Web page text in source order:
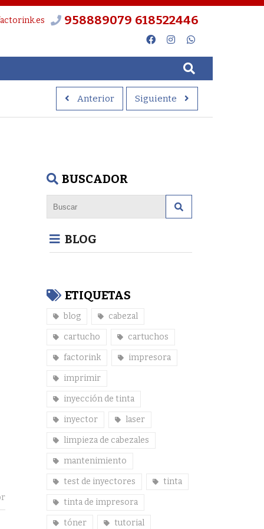
958889079 618522446
Anterior Siguiente
BUSCADOR
BLOG
ETIQUETAS
blog cabezal
cartucho cartuchos
factorink impresora
imprimir
inyección de tinta
inyector laser
limpieza de cabezales
mantenimiento
test de inyectores tinta
tinta de impresora
tóner tutorial